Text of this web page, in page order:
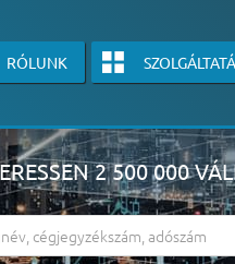
RÓLUNK
2 500 000